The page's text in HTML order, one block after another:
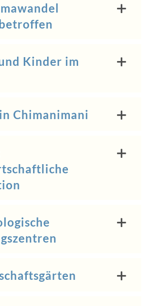
Kinder im
Chimanimani